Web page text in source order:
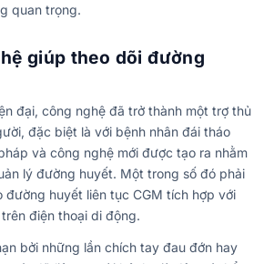
quan trọng.
giúp theo dõi đường
đại, công nghệ đã trở thành một trợ thủ
đặc biệt là với bệnh nhân đái tháo
và công nghệ mới được tạo ra nhằm
lý đường huyết. Một trong số đó phải
đường huyết liên tục CGM tích hợp với
điện thoại di động.
bởi những lần chích tay đau đớn hay